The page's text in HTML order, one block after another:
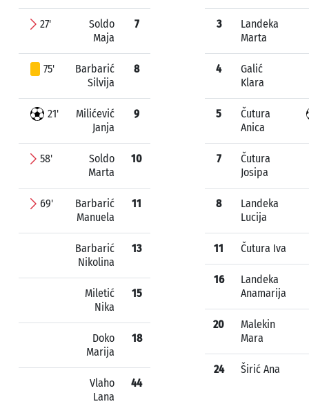
27'
Soldo
Maja
7
75'
Barbarić
Silvija
8
21'
Milićević
Janja
9
58'
Soldo
Marta
10
69'
Barbarić
Manuela
11
Barbarić
Nikolina
13
Miletić
Nika
15
Doko
Marija
18
Vlaho
Lana
44
3
Landeka
Marta
4
Galić
Klara
5
Čutura
Anica
7
Čutura
Josipa
8
Landeka
Lucija
11 Čutura Iva
16
Landeka
Anamarija
20
Malekin
Mara
24 Širić Ana